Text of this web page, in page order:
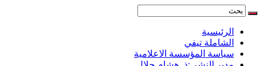
الرئيسية
الشاملة تيفي
سياسة المؤسسة الاعلامية